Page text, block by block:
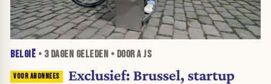
BELGIË • 3 DAGEN GELEDEN • DOOR A JS
Exclusief: Brussel, startup